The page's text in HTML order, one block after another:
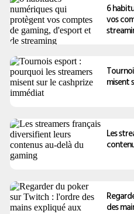
6
vos
misent
Les
des